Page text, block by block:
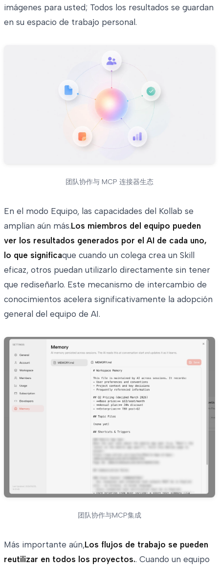
imágenes para usted; Todos los resultados se guardan
en su espacio de trabajo personal.
团队协作与 MCP 连接器生态
En el modo Equipo, las capacidades del Kollab se
amplían aún más.Los miembros del equipo pueden
ver los resultados generados por el AI de cada uno,
lo que significaque cuando un colega crea un Skill
eficaz, otros puedan utilizarlo directamente sin tener
que rediseñarlo. Este mecanismo de intercambio de
conocimientos acelera significativamente la adopción
general del equipo de AI.
团队协作与MCP集成
Más importante aún,Los flujos de trabajo se pueden
reutilizar en todos los proyectos.. Cuando un equipo